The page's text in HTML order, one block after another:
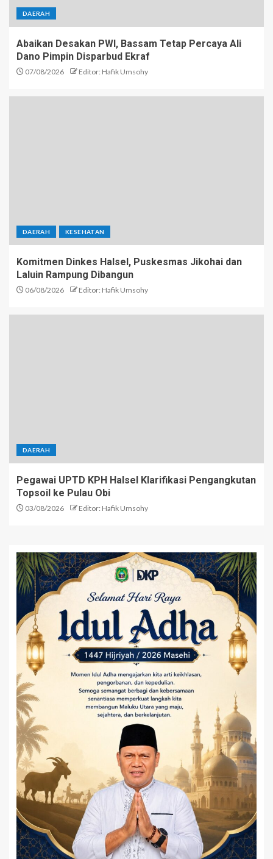
DAERAH
Abaikan Desakan PWI, Bassam Tetap Percaya Ali
Dano Pimpin Disparbud Ekraf
07/08/2026 Editor: Hafik Umsohy
DAERAH KESEHATAN
Komitmen Dinkes Halsel, Puskesmas Jikohai dan
Laluin Rampung Dibangun
06/08/2026 Editor: Hafik Umsohy
DAERAH
Pegawai UPTD KPH Halsel Klarifikasi Pengangkutan
Topsoil ke Pulau Obi
03/08/2026 Editor: Hafik Umsohy